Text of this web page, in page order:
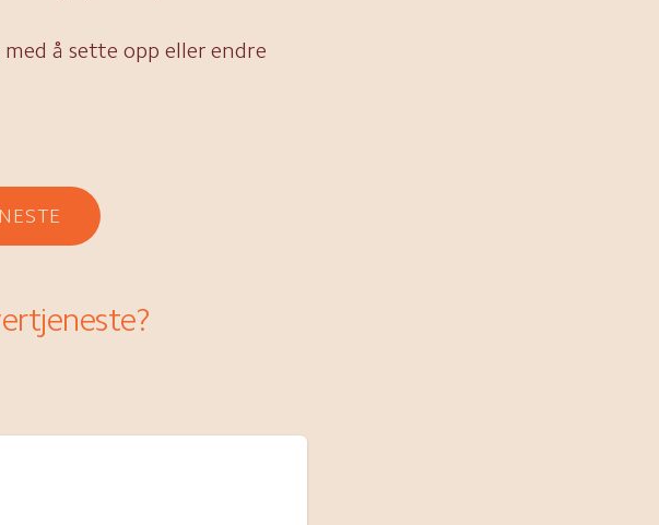
å sette opp eller endre